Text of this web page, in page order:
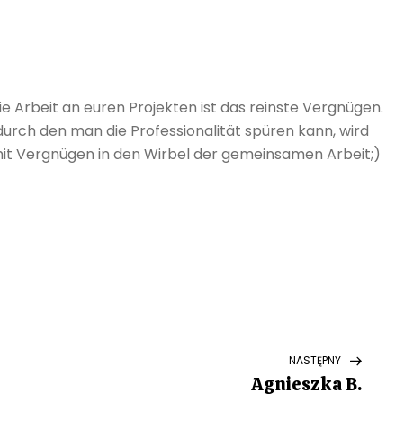
Arbeit an euren Projekten ist das reinste Vergnügen.
den man die Professionalität spüren kann, wird
Vergnügen in den Wirbel der gemeinsamen Arbeit;)
NASTĘPNY
Agnieszka B.